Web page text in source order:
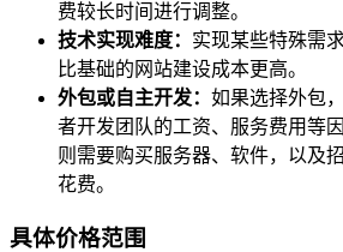
费较长时间进行调整。
技术实现难度： 实现某些特殊需
比基础的网站建设成本更高。
外包或自主开发： 如果选择外包
者开发团队的工资、服务费用等
则需要购买服务器、软件，以及
花费。
具体价格范围